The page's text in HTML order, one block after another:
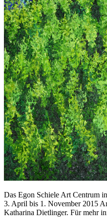
Das Egon Schiele Art Centrum
3. April bis 1. November 2015
Katharina Dietlinger. Für mehr